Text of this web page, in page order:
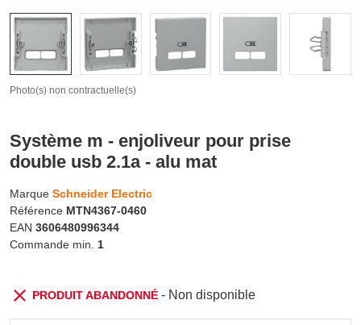
Photo(s) non contractuelle(s)
Système m - enjoliveur pour prise
double usb 2.1a - alu mat
Marque Schneider Electric
Référence MTN4367-0460
EAN 3606480996344
Commande min. 1
PRODUIT ABANDONNÉ- Non disponible